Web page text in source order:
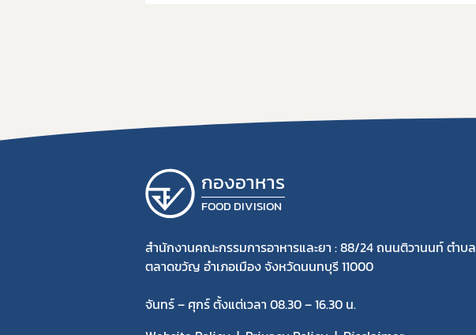
กองอาหาร
FOOD DIVISION
สำนักงานคณะกรรมการอาหารและยา : 88/24 ถนนติวานนท์ ตำบล
ตลาดขวัญ อำเภอเมือง จังหวัดนนทบุรี 11000
จันทร์ – ศุกร์ ตั้งแต่เวลา 08.30 – 16.30 น.